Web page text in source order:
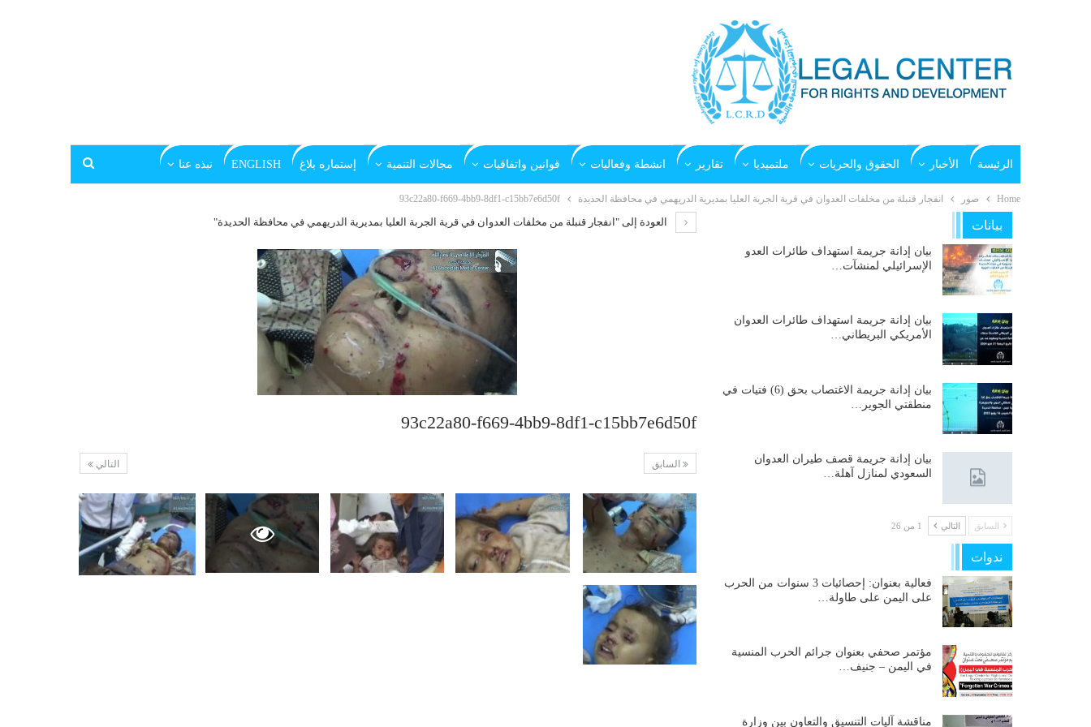
الرئيسة الأخبار الحقوق والحريات ملتميديا تقارير انشطة وفعاليات قوانين واتفاقيات مجالات التنمية إستماره بلاغ ENGLISH نبذه عنا
Home صور انفجار قنبلة من مخلفات العدوان في قرية الجربة العليا بمديرية الدريهمي في محافظة الحديدة 93c22a80-f669-4bb9-8df1-c15bb7e6d50f
العودة إلى "انفجار قنبلة من مخلفات العدوان في قرية الجربة العليا بمديرية الدريهمي في محافظة الحديدة"
93c22a80-f669-4bb9-8df1-c15bb7e6d50f
التالي السابق
بيانات
بيان إدانة جريمة استهداف طائرات العدو
الإسرائيلي لمنشآت…
بيان إدانة جريمة استهداف طائرات العدوان
الأمريكي البريطاني…
بيان إدانة جريمة الاغتصاب بحق (6) فتيات في
منطقتي الجوير…
بيان إدانة جريمة قصف طيران العدوان
السعودي لمنازل آهلة…
السابق التالي 1 من 26
ندوات
فعالية بعنوان: إحصائيات 3 سنوات من الحرب
على اليمن على طاولة…
مؤتمر صحفي بعنوان جرائم الحرب المنسية
في اليمن – جنيف…
مناقشة آليات التنسيق والتعاون بين وزارة